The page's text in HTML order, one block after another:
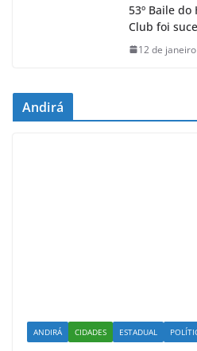
53º Baile
Club foi
12 de
Andirá
ANDIRÁ CIDADES ESTADUAL